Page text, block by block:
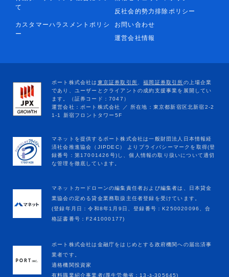
て
反社会的勢力排除ポリシー
カスタマーハラスメントポリシ
ー
お問い合わせ
運営会社情報
マネットカードローンの編集責任者および編集者は、日本貸金
業協会の定める貸金業務取扱主任者登録を受けています。
(登録年月日：令和8年1月9日、登録番号：K250020096、合
格証書番号：F241000177)
ポート株式会社は金融庁をはじめとする政府機関への届出済事
業者です。
適格機関投資家
有料職業紹介事業者(厚生労働省：13-ﾕ-305645)